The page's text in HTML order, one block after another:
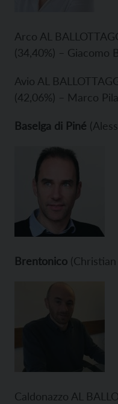
Arco AL
(34,40%) – Giacomo
Avio AL
(42,06%) – Marco
Baselga di Piné
Brentonico
Caldonazzo AL